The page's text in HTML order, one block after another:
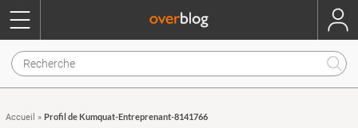
Accueil » Profil de Kumquat-Entreprenant-8141766